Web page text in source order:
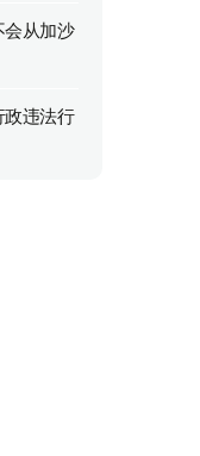
会从加沙
违法行